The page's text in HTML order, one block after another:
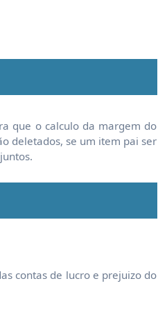
que o calculo da margem do
deletados, se um item pai ser
contas de lucro e prejuizo do